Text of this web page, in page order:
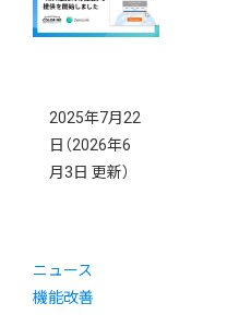
2025年7月22
日 （2026年6
月3日 更新）
ニュース
機能改善